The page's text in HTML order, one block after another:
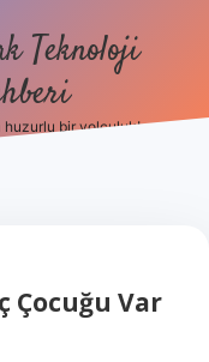
Teknoloji
huzurlu bir yolculuk!
Çocuğu Var